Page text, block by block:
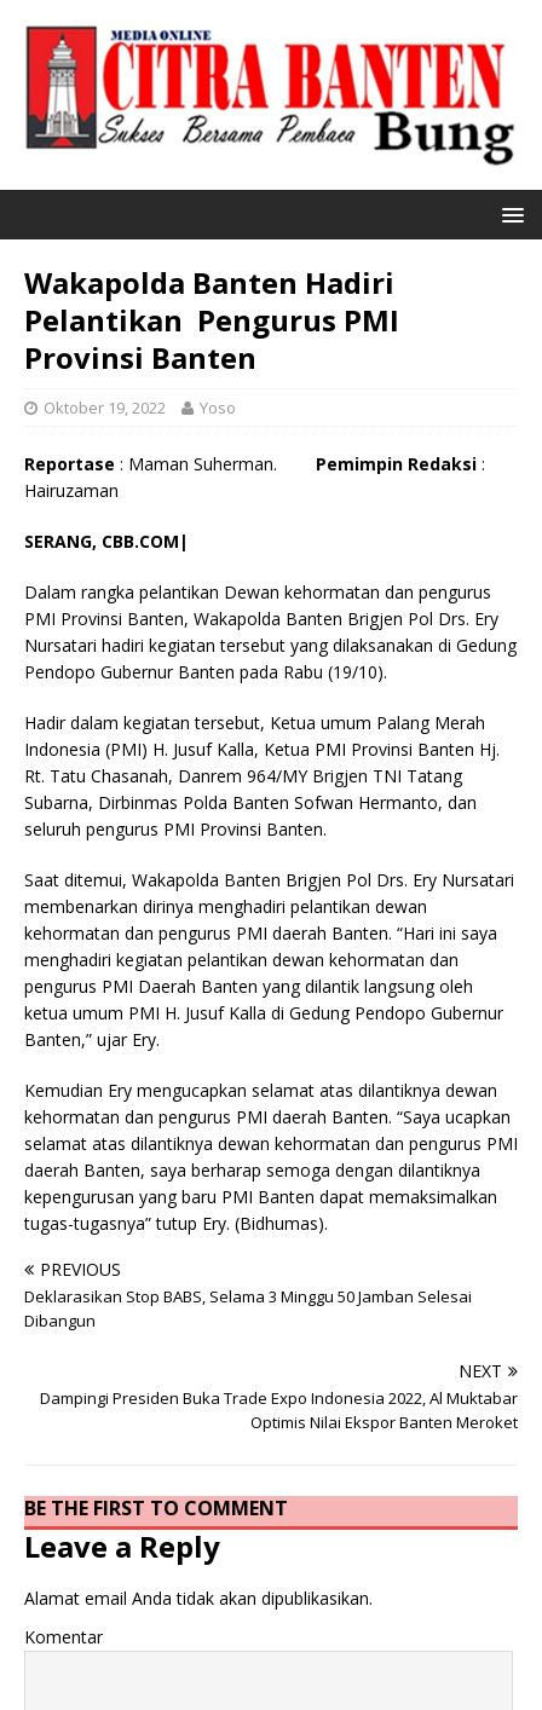
Wakapolda Banten Hadiri
Pelantikan Pengurus PMI
Provinsi Banten
Oktober 19, 2022 Yoso
Reportase : Maman Suherman. Pemimpin Redaksi :
Hairuzaman
SERANG, CBB.COM|
Dalam rangka pelantikan Dewan kehormatan dan pengurus
PMI Provinsi Banten, Wakapolda Banten Brigjen Pol Drs. Ery
Nursatari hadiri kegiatan tersebut yang dilaksanakan di Gedung
Pendopo Gubernur Banten pada Rabu (19/10).
Hadir dalam kegiatan tersebut, Ketua umum Palang Merah
Indonesia (PMI) H. Jusuf Kalla, Ketua PMI Provinsi Banten Hj.
Rt. Tatu Chasanah, Danrem 964/MY Brigjen TNI Tatang
Subarna, Dirbinmas Polda Banten Sofwan Hermanto, dan
seluruh pengurus PMI Provinsi Banten.
Saat ditemui, Wakapolda Banten Brigjen Pol Drs. Ery Nursatari
membenarkan dirinya menghadiri pelantikan dewan
kehormatan dan pengurus PMI daerah Banten. “Hari ini saya
menghadiri kegiatan pelantikan dewan kehormatan dan
pengurus PMI Daerah Banten yang dilantik langsung oleh
ketua umum PMI H. Jusuf Kalla di Gedung Pendopo Gubernur
Banten,” ujar Ery.
Kemudian Ery mengucapkan selamat atas dilantiknya dewan
kehormatan dan pengurus PMI daerah Banten. “Saya ucapkan
selamat atas dilantiknya dewan kehormatan dan pengurus PMI
daerah Banten, saya berharap semoga dengan dilantiknya
kepengurusan yang baru PMI Banten dapat memaksimalkan
tugas-tugasnya” tutup Ery. (Bidhumas).
PREVIOUS
Deklarasikan Stop BABS, Selama 3 Minggu 50 Jamban Selesai
Dibangun
NEXT
Dampingi Presiden Buka Trade Expo Indonesia 2022, Al Muktabar
Optimis Nilai Ekspor Banten Meroket
BE THE FIRST TO COMMENT
Leave a Reply
Alamat email Anda tidak akan dipublikasikan.
Komentar